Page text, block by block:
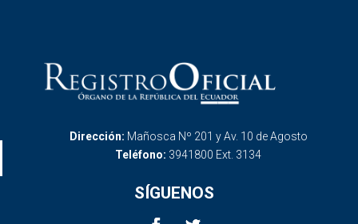
Dirección: Mañosca Nº 201 y Av. 10 de Agosto
Teléfono: 3941800 Ext. 3134
SÍGUENOS